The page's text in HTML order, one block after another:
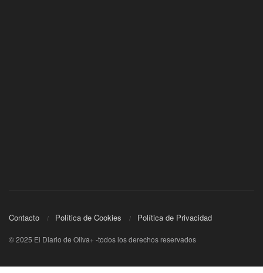
Contacto Política de Cookies Política de Privacidad
© 2025 El Diario de Oliva+ -todos los derechos reservados